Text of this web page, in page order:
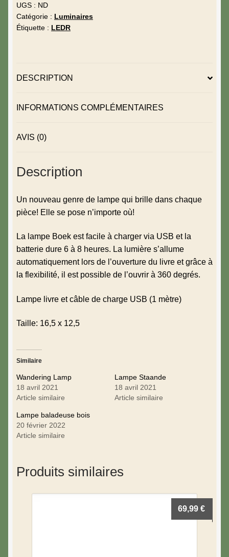
UGS : ND
Catégorie : Luminaires
Étiquette : LEDR
DESCRIPTION
INFORMATIONS COMPLÉMENTAIRES
AVIS (0)
Description
Un nouveau genre de lampe qui brille dans chaque
pièce! Elle se pose n’importe où!
La lampe Boek est facile à charger via USB et la
batterie dure 6 à 8 heures. La lumière s’allume
automatiquement lors de l’ouverture du livre et grâce à
la flexibilité, il est possible de l’ouvrir à 360 degrés.
Lampe livre et câble de charge USB (1 mètre)
Taille: 16,5 x 12,5
Similaire
Wandering Lamp
18 avril 2021
Article similaire
Lampe Staande
18 avril 2021
Article similaire
Lampe baladeuse bois
20 février 2022
Article similaire
Produits similaires
69,99€